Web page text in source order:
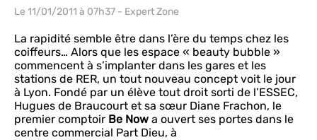
Le 11/01/2011 à 07h37 - Expert Zone
La rapidité semble être dans l’ère du temps chez les
coiffeurs… Alors que les espace « beauty bubble »
commencent à s’implanter dans les gares et les
stations de RER, un tout nouveau concept voit le jour
à Lyon. Fondé par un élève tout droit sorti de l’ESSEC,
Hugues de Braucourt et sa sœur Diane Frachon, le
premier comptoir Be Now a ouvert ses portes dans le
centre commercial Part Dieu, à